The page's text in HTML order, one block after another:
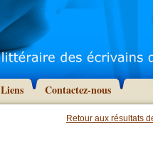
Liens Contactez-nous
Retour aux résultats